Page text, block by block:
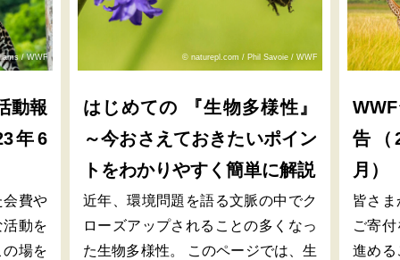
/ WWF
動報
年6
会費や
動を
場を
© naturepl.com / Phil Savoie / WWF
はじめての 『生物多様性』
～今おさえておきたいポイン
トをわかりやすく簡単に解説
近年、環境問題を語る文脈の中でク
ローズアップされることの多くなっ
た生物多様性。 このページでは、生
告（
月）
皆さ
ご寄
進める